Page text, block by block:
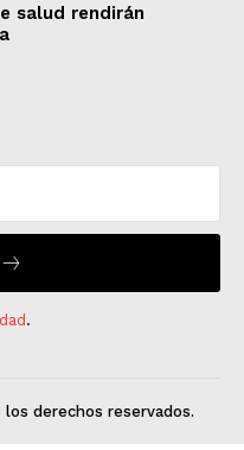
salud rendirán
.
derechos reservados.